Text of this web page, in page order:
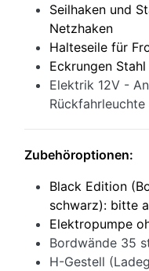
Seilhaken und
Netzhaken
Halteseile für
Eckrungen Stahl
Elektrik 12V -
Rückfahrleuchte
Zubehöroptionen:
Black Edition
schwarz): bitte
Elektropumpe
Bordwände 35
H-Gestell